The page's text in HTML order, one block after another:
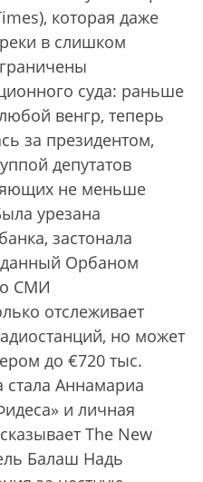
которая даже
в слишком
суда: раньше
венгр, теперь
за президентом,
депутатов
не меньше
урезана
застонала
Орбаном
СМИ
отслеживает
но может
до €720 тыс.
стала Аннамариа
и личная
The New
Балаш Надь